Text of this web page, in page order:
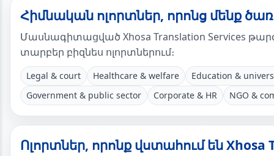
Հիմնական ոլորտներ, որոնց մենք
Մասնագիտացված Xhosa Translation Services
տարբեր բիզնես ոլորտներում։
Legal & court Healthcare & welfare
Education &
Government & public sector
Corporate & HR NGO &
Ոլորտներ, որոնք վստահում են Xhosa